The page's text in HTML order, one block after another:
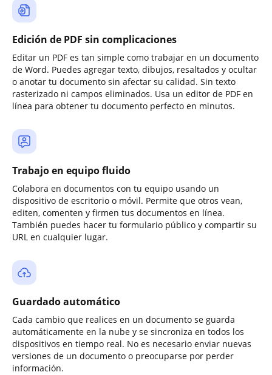
Edición de PDF sin complicaciones
Editar un PDF es tan simple como trabajar en un documento
de Word. Puedes agregar texto, dibujos, resaltados y ocultar
o anotar tu documento sin afectar su calidad. Sin texto
rasterizado ni campos eliminados. Usa un editor de PDF en
línea para obtener tu documento perfecto en minutos.
Trabajo en equipo fluido
Colabora en documentos con tu equipo usando un
dispositivo de escritorio o móvil. Permite que otros vean,
editen, comenten y firmen tus documentos en línea.
También puedes hacer tu formulario público y compartir su
URL en cualquier lugar.
Guardado automático
Cada cambio que realices en un documento se guarda
automáticamente en la nube y se sincroniza en todos los
dispositivos en tiempo real. No es necesario enviar nuevas
versiones de un documento o preocuparse por perder
información.